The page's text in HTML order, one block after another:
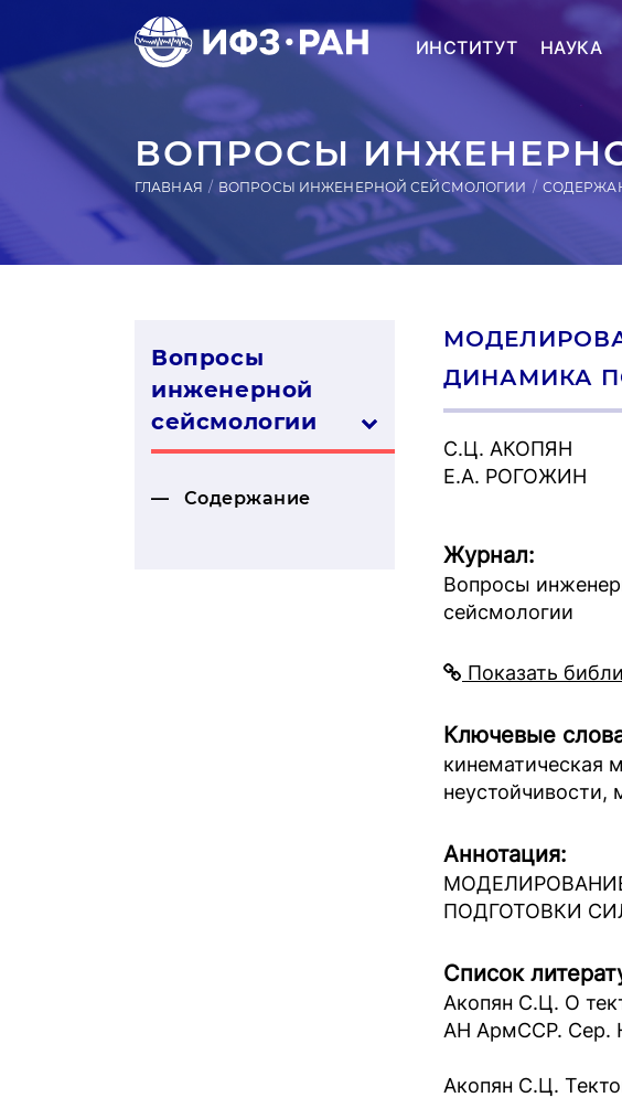
ИНСТИТУТ НАУКА
ВОПРОСЫ
ГЛАВНАЯ ВОПРОСЫ ИНЖЕНЕРНОЙ СЕЙСМОЛОГИИ
Вопросы
инженерной
сей­смо­логии
Содержание
ДИНАМИКА
С.Ц. АКОПЯН
Е.А. РОГОЖИН
Журнал:
Вопросы
сейсмологии
Показать
Ключевые
кинематическая
неустойчивости,
Аннотация:
ПОДГОТОВКИ
Список
Aкопян С.Ц. О
АН AрмССР. Сер.
Aкопян С.Ц.